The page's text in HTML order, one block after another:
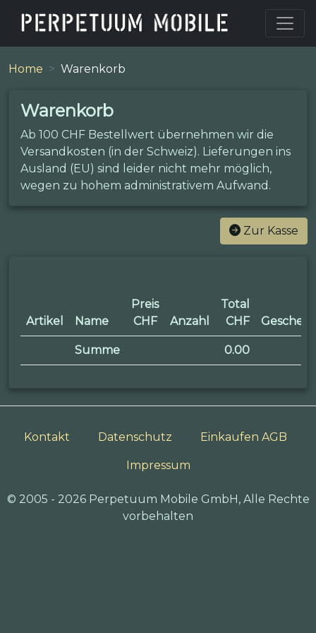
Home Warenkorb
Warenkorb
Ab 100 CHF Bestellwert übernehmen wir die
Versandkosten (in der Schweiz). Lieferungen ins
Ausland (EU) sind leider nicht mehr möglich,
wegen zu hohem administrativem Aufwand.
Zur Kasse
Artikel Name
Preis
CHF
Anzahl
Total
CHF
Summe 0.00
Kontakt Datenschutz Einkaufen AGB
Impressum
© 2005 - 2026 Perpetuum Mobile GmbH, Alle Rechte
vorbehalten